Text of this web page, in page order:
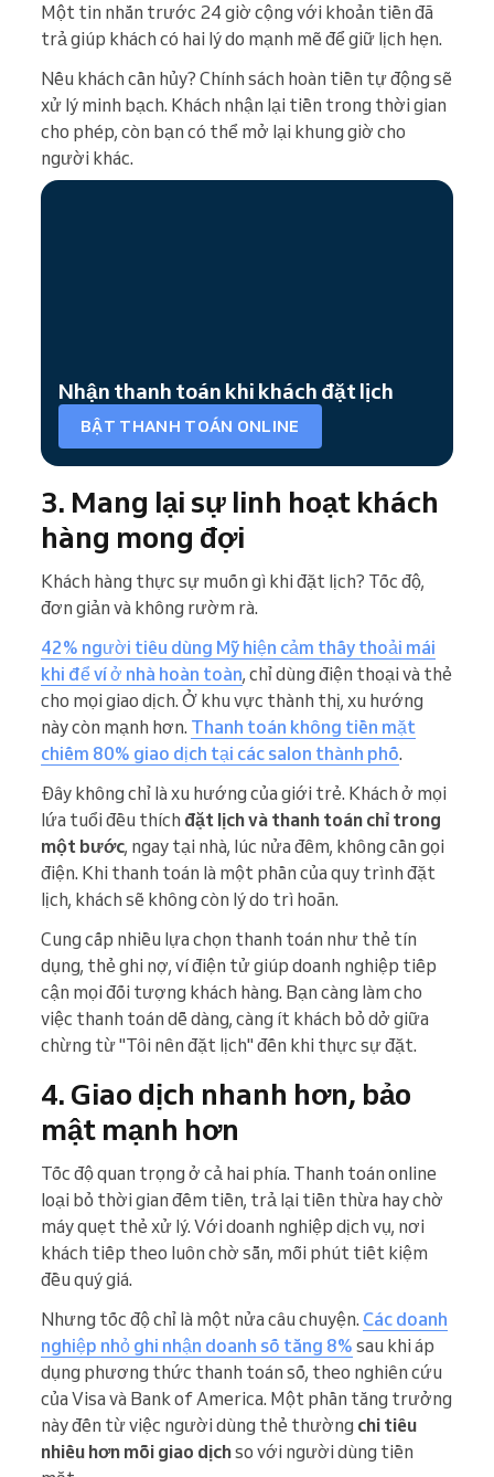
Một tin nhắn trước 24 giờ cộng với khoản tiền đã
trả giúp khách có hai lý do mạnh mẽ để giữ lịch hẹn.
Nếu khách cần hủy? Chính sách hoàn tiền tự động sẽ
xử lý minh bạch. Khách nhận lại tiền trong thời gian
cho phép, còn bạn có thể mở lại khung giờ cho
người khác.
Nhận thanh toán khi khách đặt lịch
BẬT THANH TOÁN ONLINE
3. Mang lại sự linh hoạt khách
hàng mong đợi
Khách hàng thực sự muốn gì khi đặt lịch? Tốc độ,
đơn giản và không rườm rà.
42% người tiêu dùng Mỹ hiện cảm thấy thoải mái
khi để ví ở nhà hoàn toàn, chỉ dùng điện thoại và thẻ
cho mọi giao dịch. Ở khu vực thành thị, xu hướng
này còn mạnh hơn. Thanh toán không tiền mặt
chiếm 80% giao dịch tại các salon thành phố.
Đây không chỉ là xu hướng của giới trẻ. Khách ở mọi
lứa tuổi đều thích đặt lịch và thanh toán chỉ trong
một bước, ngay tại nhà, lúc nửa đêm, không cần gọi
điện. Khi thanh toán là một phần của quy trình đặt
lịch, khách sẽ không còn lý do trì hoãn.
Cung cấp nhiều lựa chọn thanh toán như thẻ tín
dụng, thẻ ghi nợ, ví điện tử giúp doanh nghiệp tiếp
cận mọi đối tượng khách hàng. Bạn càng làm cho
việc thanh toán dễ dàng, càng ít khách bỏ dở giữa
chừng từ "Tôi nên đặt lịch" đến khi thực sự đặt.
4. Giao dịch nhanh hơn, bảo
mật mạnh hơn
Tốc độ quan trọng ở cả hai phía. Thanh toán online
loại bỏ thời gian đếm tiền, trả lại tiền thừa hay chờ
máy quẹt thẻ xử lý. Với doanh nghiệp dịch vụ, nơi
khách tiếp theo luôn chờ sẵn, mỗi phút tiết kiệm
đều quý giá.
Nhưng tốc độ chỉ là một nửa câu chuyện. Các doanh
nghiệp nhỏ ghi nhận doanh số tăng 8% sau khi áp
dụng phương thức thanh toán số, theo nghiên cứu
của Visa và Bank of America. Một phần tăng trưởng
này đến từ việc người dùng thẻ thường chi tiêu
nhiều hơn mỗi giao dịchso với người dùng tiền